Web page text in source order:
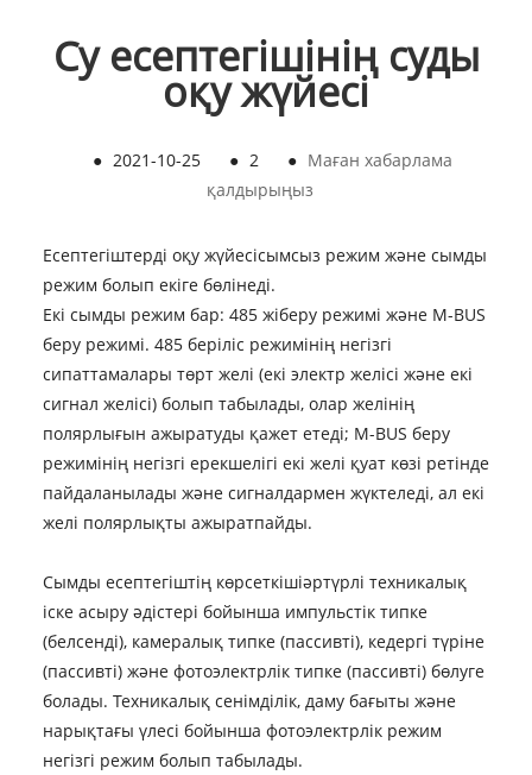
Су есептегішінің суды
оқу жүйесі
● 2021-10-25 ● 2 ● Маған хабарлама
қалдырыңыз
Есептегіштерді оқу жүйесісымсыз режим және сымды
режим болып екіге бөлінеді.
Екі сымды режим бар: 485 жіберу режимі және M-BUS
беру режимі. 485 беріліс режимінің негізгі
сипаттамалары төрт желі (екі электр желісі және екі
сигнал желісі) болып табылады, олар желінің
полярлығын ажыратуды қажет етеді; M-BUS беру
режимінің негізгі ерекшелігі екі желі қуат көзі ретінде
пайдаланылады және сигналдармен жүктеледі, ал екі
желі полярлықты ажыратпайды.
Сымды есептегіштің көрсеткішіәртүрлі техникалық
іске асыру әдістері бойынша импульстік типке
(белсенді), камералық типке (пассивті), кедергі түріне
(пассивті) және фотоэлектрлік типке (пассивті) бөлуге
болады. Техникалық сенімділік, даму бағыты және
нарықтағы үлесі бойынша фотоэлектрлік режим
негізгі режим болып табылады.